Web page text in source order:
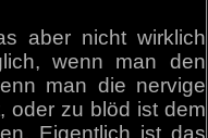
aber nicht wirklich
wenn man den
man die nervige
oder zu blöd ist dem
Eigentlich ist das